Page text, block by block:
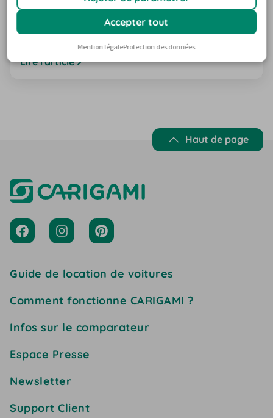
tarifs et frais
Conduire au Royaume-Uni peut donner des sueurs
froides à de nombreux voyageurs, ne serait-ce qu'à
cause de la conduite à gauche. Si l'on ajoute à cela des
règles de péage opaques, la confusion est totale. En
Lire l'article
Haut de page
Guide de location de voitures
Comment fonctionne CARIGAMI ?
Infos sur le comparateur
Espace Presse
Newsletter
Support Client
Accepter tout
Mention légaleProtection des données